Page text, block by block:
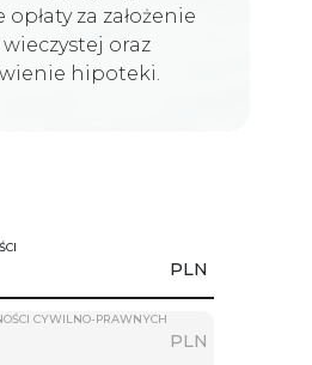
za założenie
oraz
hipoteki.
PLN
CYWILNO-PRAWNYCH
PLN